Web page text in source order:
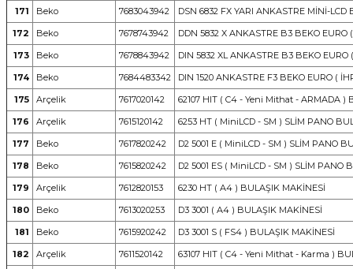
171
Beko 7683043942
DSN 6832 FX YARI ANKASTRE MİNİ-LCD
172
Beko 7678743942
DDN 5832 X ANKASTRE B3 BEKO EURO
173
Beko 7678843942
DIN 5832 XL ANKASTRE B3 BEKO EURO
174
Beko 7684483342
DIN 1520 ANKASTRE F3 BEKO EURO (
175
Arçelik 7617020142
62107 HIT ( C4 - Yeni Mithat - ARMADA )
176
Arçelik 7615120142
6253 HT ( MiniLCD - SM ) SLİM PANO
177
Beko 7617820242
D2 5001 E ( MiniLCD - SM ) SLİM PANO
178
Beko 7615820242
D2 5001 ES ( MiniLCD - SM ) SLİM PANO
179
Arçelik 7612820153
6230 HT ( A4 ) BULAŞIK MAKİNESİ
180
Beko 7613020253
D3 3001 ( A4 ) BULAŞIK MAKİNESİ
181
Beko 7615920242
D3 3001 S ( FS4 ) BULAŞIK MAKİNESİ
182
Arçelik 7611520142
63107 HIT ( C4 - Yeni Mithat - Karma )